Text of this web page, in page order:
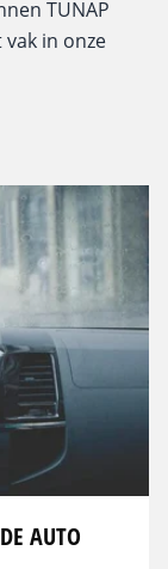
TUNAP
in onze
AUTO